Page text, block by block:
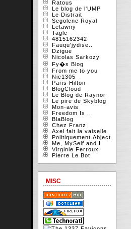
Ratous
Le blog de l'UMP
Le Distrait
Segolene Royal
Letawny
Tagle
4815162342
Fauqu'jydise..
Dzigue
Nicolas Sarkozy
Fy�s Blog
From me to you
Nic1305
Paris Hilton
BlogCloud
Le Blog de Raynor
Le pire de Skyblog
Mon-avis
Freedom Is ...
BlaBlog
Chez Franz
Axel fait la vaiselle
Politiquement.Abject
Me, MySelf and I
Virginie Ferroux
Pierre Le Bot
MISC